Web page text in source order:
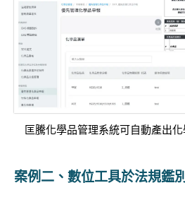
匡騰化學品管理系統可自動產出
案例二、數位工具於法規鑑